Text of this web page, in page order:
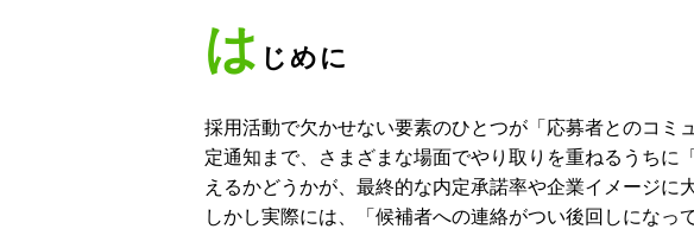
は じめに
採用活動で欠かせない要素のひとつが「応募者とのコミ
定通知まで、さまざまな場面でやり取りを重ねるうちに
えるかどうかが、最終的な内定承諾率や企業イメージに
しかし実際には、「候補者への連絡がつい後回しになっ